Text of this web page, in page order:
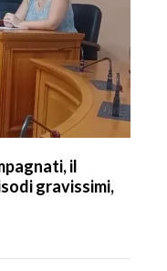
il
gravissimi,